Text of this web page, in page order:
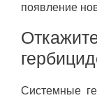
появление
Системные